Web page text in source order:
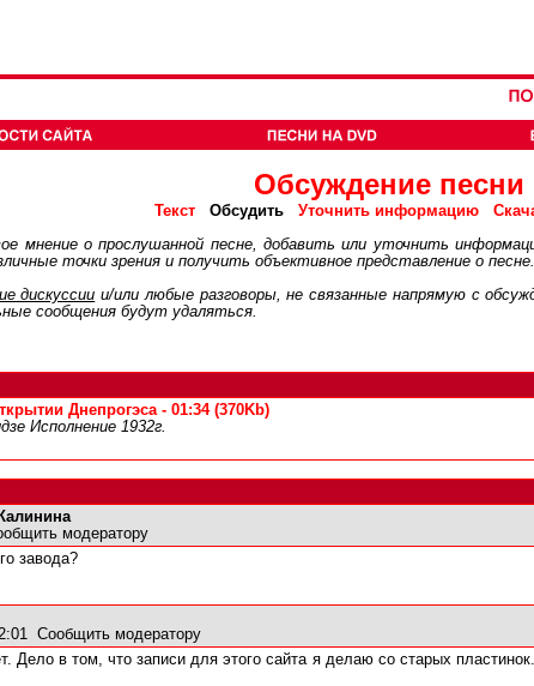
Обсуждение песни
Текст Обсудить Уточнить информацию
мнение о прослушанной песне, добавить или уточнить
точки зрения и получить объективное представление о песне.
дискуcсии и/или любые разговоры, не связанные напрямую с
сообщения будут удаляться.
Днепрогэса - 01:34 (370Kb)
Исполнение 1932г.
модератору
завода?
Сообщить модератору
Дело в том, что записи для этого сайта я делаю со старых